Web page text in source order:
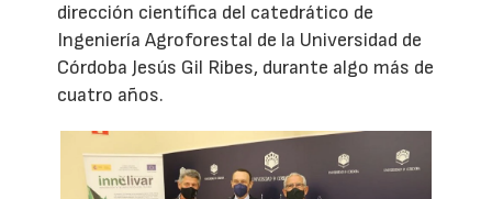
dirección científica del catedrático de
Ingeniería Agroforestal de la Universidad de
Córdoba Jesús Gil Ribes, durante algo más de
cuatro años.